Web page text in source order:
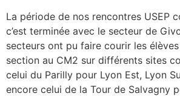
La période de nos rencontres USEP
c’est terminée avec le secteur de
secteurs ont pu faire courir les
section au CM2 sur différents sites
celui du Parilly pour Lyon Est, Lyon
encore celui de la Tour de Salvagny